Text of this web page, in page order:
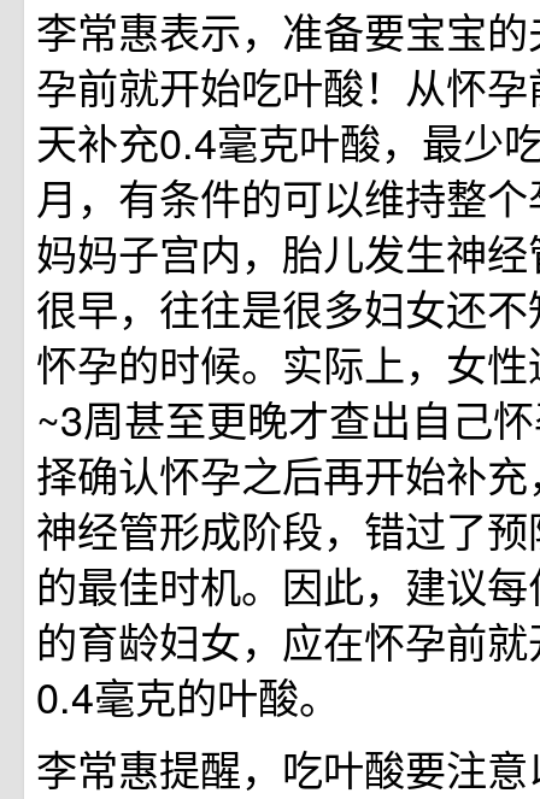
李常惠表示，准备要宝宝
孕前就开始吃叶酸！从怀
天补充0.4毫克叶酸，最少
月，有条件的可以维持整
妈妈子宫内，胎儿发生神
很早，往往是很多妇女还
怀孕的时候。实际上，女
~3周甚至更晚才查出自己
择确认怀孕之后再开始补
神经管形成阶段，错过了
的最佳时机。因此，建议
的育龄妇女，应在怀孕前
0.4毫克的叶酸。
李常惠提醒，吃叶酸要注